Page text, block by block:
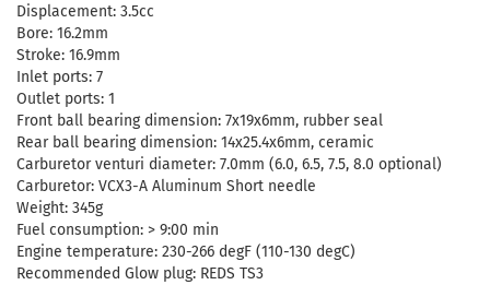
Displacement: 3.5cc
Bore: 16.2mm
Stroke: 16.9mm
Inlet ports: 7
Outlet ports: 1
Front ball bearing dimension: 7x19x6mm, rubber seal
Rear ball bearing dimension: 14x25.4x6mm, ceramic
Carburetor venturi diameter: 7.0mm (6.0, 6.5, 7.5, 8.0 optional)
Carburetor: VCX3-A Aluminum Short needle
Weight: 345g
Fuel consumption: > 9:00 min
Engine temperature: 230-266 degF (110-130 degC)
Recommended Glow plug: REDS TS3